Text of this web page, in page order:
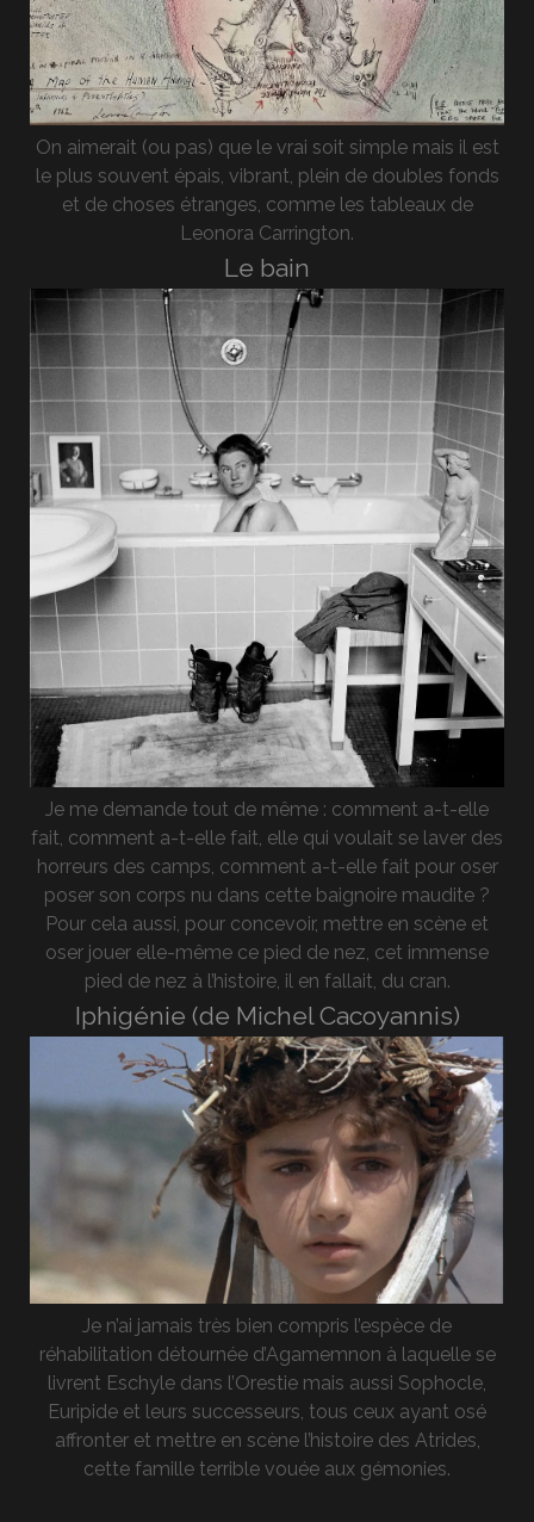
On aimerait (ou pas) que le vrai soit simple mais il est
le plus souvent épais, vibrant, plein de doubles fonds
et de choses étranges, comme les tableaux de
Leonora Carrington.
Le bain
Je me demande tout de même : comment a-t-elle
fait, comment a-t-elle fait, elle qui voulait se laver des
horreurs des camps, comment a-t-elle fait pour oser
poser son corps nu dans cette baignoire maudite ?
Pour cela aussi, pour concevoir, mettre en scène et
oser jouer elle-même ce pied de nez, cet immense
pied de nez à l’histoire, il en fallait, du cran.
Iphigénie (de Michel Cacoyannis)
Je n’ai jamais très bien compris l’espèce de
réhabilitation détournée d’Agamemnon à laquelle se
livrent Eschyle dans l’Orestie mais aussi Sophocle,
Euripide et leurs successeurs, tous ceux ayant osé
affronter et mettre en scène l’histoire des Atrides,
cette famille terrible vouée aux gémonies.